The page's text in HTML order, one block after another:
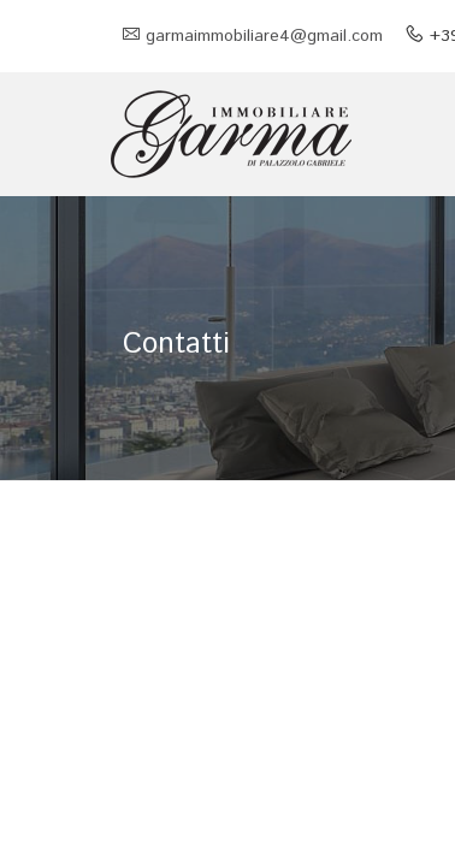
garmaimmobiliare4@gmail.com
Contatti